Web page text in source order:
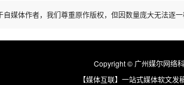
媒体作者，我们尊重原作版权，但因数量庞大无法逐
Copyright © 广州媒尔网络
【媒体互联】一站式媒体软文